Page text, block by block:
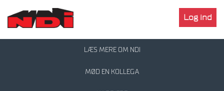
Log ind
LÆS MERE OM NDI
MØD EN KOLLEGA